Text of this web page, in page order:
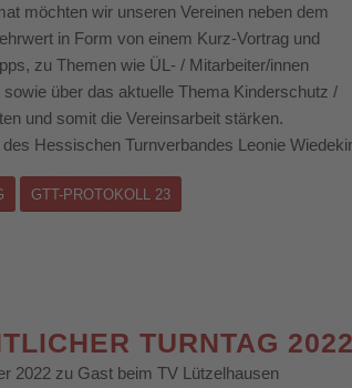
möchten wir unseren Vereinen neben dem
in Form von einem Kurz-Vortrag und
zu Themen wie ÜL- / Mitarbeiter/innen
über das aktuelle Thema Kinderschutz /
und somit die Vereinsarbeit stärken.
Hessischen Turnverbandes Leonie
GTT-PROTOKOLL 23
TURNTAG 2022
2022 zu Gast beim TV Lützelhausen